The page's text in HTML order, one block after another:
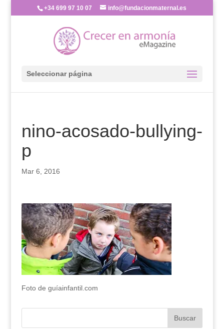
+34 699 97 10 07 info@fundacionmaternal.es
Seleccionar página
nino-acosado-bullying-
p
Mar 6, 2016
Foto de guíainfantil.com